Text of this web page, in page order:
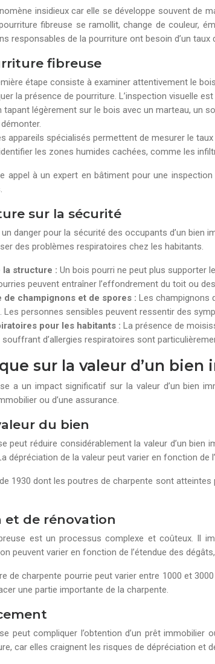
insidieux car elle se développe souvent de
fibreuse se ramollit, change de couleur,
responsables de la pourriture ont besoin d’un taux
fibreuse
étape consiste à examiner attentivement le
la présence de pourriture. L’inspection visuelle
tapant légèrement sur le bois avec un marteau, un
appareils spécialisés permettent de mesurer le
les zones humides cachées, comme les
à un expert en bâtiment pour une
sur la sécurité
danger pour la sécurité des occupants d’un bien
des problèmes respiratoires chez les habitants.
la structure : Un bois pourri ne peut plus supporter
peuvent entraîner l’effondrement du toit ou
de champignons et de spores : Les champignons
Les personnes sensibles peuvent ressentir des
pour les habitants : La présence de
d’allergies respiratoires sont
sur la valeur d’un bien
a un impact significatif sur la valeur d’un bien
ou d’une assurance.
du bien
peut réduire considérablement la valeur d’un
dépréciation de la valeur peut varier en fonction de
1930 dont les poutres de charpente sont
et de rénovation
est un processus complexe et coûteux. Il
peuvent varier en fonction de l’étendue des
de charpente pourrie peut varier entre 1000 et
une partie importante de la charpente.
peut compliquer l’obtention d’un prêt
car elles craignent les risques de dépréciation et